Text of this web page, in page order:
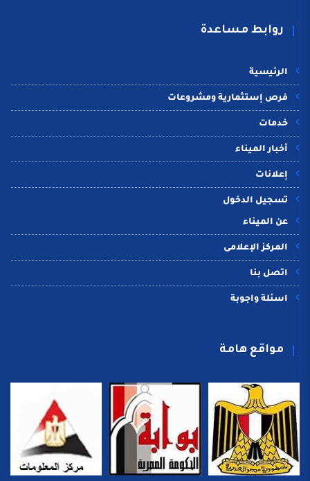
روابط مساعدة
الرئيسية
فرص إستثمارية ومشروعات
خدمات
أخبار الميناء
إعلانات
تسجيل الدخول
عن الميناء
المركز الإعلامى
اتصل بنا
اسئلة واجوبة
مواقع هامة